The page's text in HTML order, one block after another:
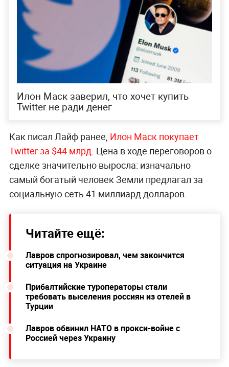
Илон Маск заверил, что хочет купить
Twitter не ради денег
Как писал Лайф ранее, Илон Маск покупает
Twitter за $44 млрд. Цена в ходе переговоров о
сделке значительно выросла: изначально
самый богатый человек Земли предлагал за
социальную сеть 41 миллиард долларов.
Читайте ещё:
Лавров спрогнозировал, чем закончится
ситуация на Украине
Прибалтийские туроператоры стали
требовать выселения россиян из отелей в
Турции
Лавров обвинил НАТО в прокси-войне с
Россией через Украину